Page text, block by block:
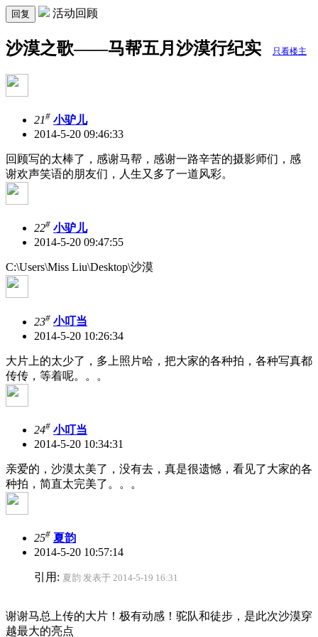
回复 活动回顾
沙漠之歌——马帮五月沙漠行纪实 只看楼主
21# 小驴儿
2014-5-20 09:46:33
回顾写的太棒了，感谢马帮，感谢一路辛苦的摄影师们，感
谢欢声笑语的朋友们，人生又多了一道风彩。
22# 小驴儿
2014-5-20 09:47:55
C:\Users\Miss Liu\Desktop\沙漠
23# 小叮当
2014-5-20 10:26:34
大片上的太少了，多上照片哈，把大家的各种拍，各种写真都
传传，等着呢。。。
24# 小叮当
2014-5-20 10:34:31
亲爱的，沙漠太美了，没有去，真是很遗憾，看见了大家的各
种拍，简直太完美了。。。
25# 夏韵
2014-5-20 10:57:14
引用: 夏韵 发表于 2014-5-19 16:31
谢谢马总上传的大片！极有动感！驼队和徒步，是此次沙漠穿
越最大的亮点